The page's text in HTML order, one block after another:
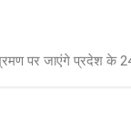
पर जाएंगे प्रदेश के